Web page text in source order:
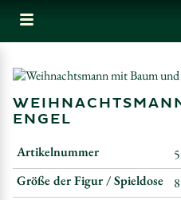
ENGEL
Artikelnummer
Größe der Figur / Spieldose